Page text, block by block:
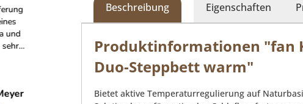
Beschreibung Eigenschaften
Produktinformationen "fan
Duo-Steppbett warm"
Bietet aktive Temperaturregulierung auf